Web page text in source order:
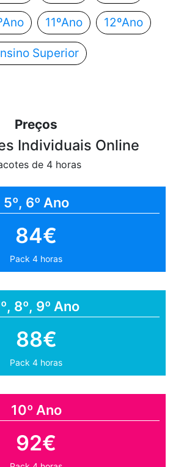
11ºAno 12ºAno
Superior
Preços
Individuais Online
de 4 horas
5º, 6º Ano
84€
Pack 4 horas
8º, 9º Ano
88€
Pack 4 horas
10º Ano
92€